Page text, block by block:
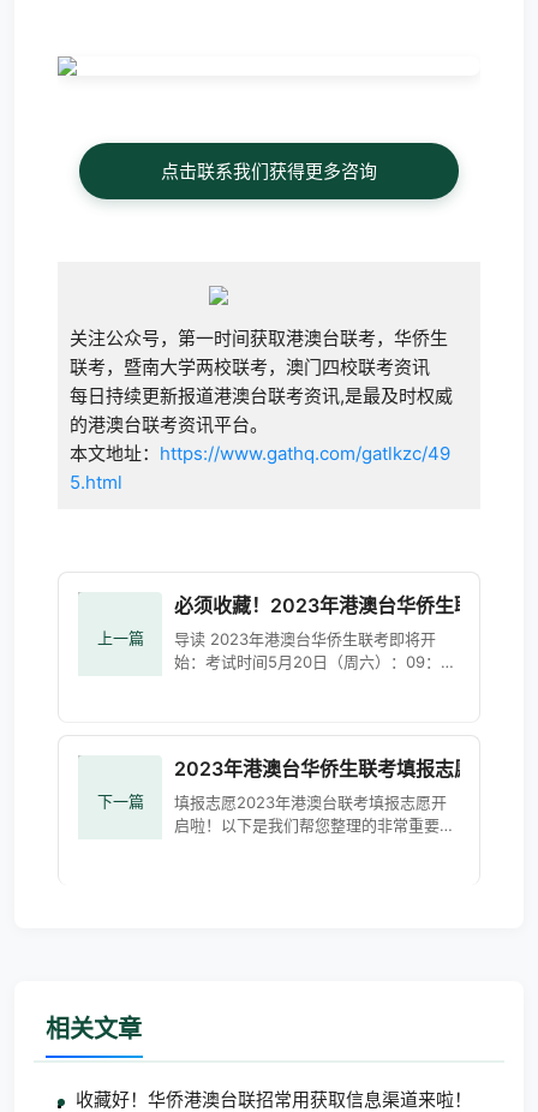
点击联系我们获得更多咨询
关注公众号，第一时间获取港澳台联考，华侨生
联考，暨南大学两校联考，澳门四校联考资讯
每日持续更新报道港澳台联考资讯,是最及时权威
的港澳台联考资讯平台。
本文地址： https://www.gathq.com/gatlkzc/49
5.html
上一篇
必须收藏！2023年港澳台华侨生联考考点
导读 2023年港澳台华侨生联考即将开
始：考试时间5月20日（周六）：09：00
下一篇
2023年港澳台华侨生联考填报志愿开始！
填报志愿2023年港澳台联考填报志愿开
启啦！以下是我们帮您整理的非常重要的
相关文章
收藏好！华侨港澳台联招常用获取信息渠道来啦！